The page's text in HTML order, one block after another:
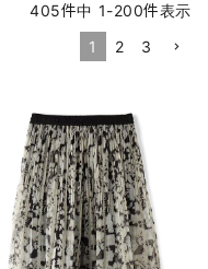
405件中 1-200件表示
1
2 3